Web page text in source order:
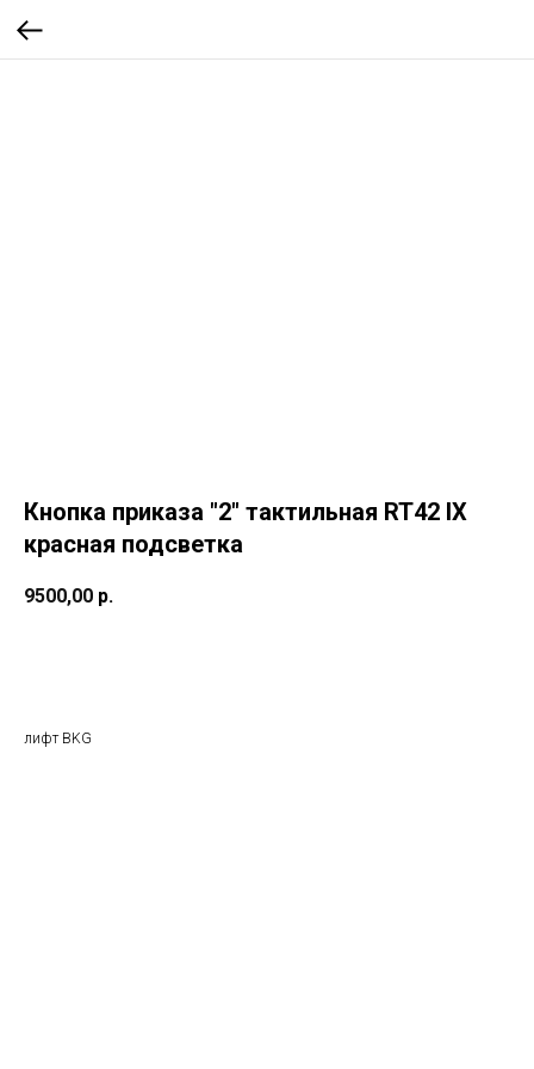
Кнопка приказа "2" тактильная RT42 IX
красная подсветка
9500,00 р.
лифт BKG